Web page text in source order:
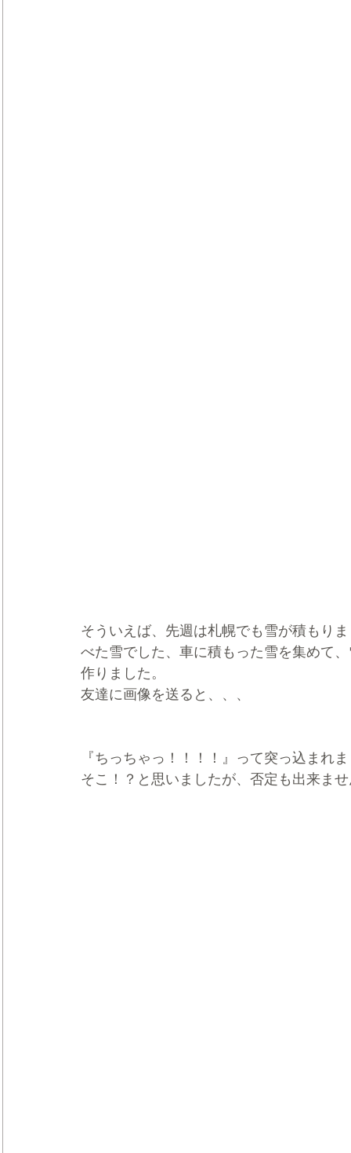
そういえば、先週は札幌でも雪が積もり
べた雪でした、車に積もった雪を集めて
作りました。
友達に画像を送ると、、、
『ちっちゃっ！！！！』って突っ込まれ
そこ！？と思いましたが、否定も出来ま